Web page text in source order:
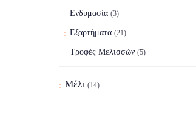
Ενδυμασία (3)
Εξαρτήματα (21)
Τροφές Μελισσών (5)
Μέλι (14)